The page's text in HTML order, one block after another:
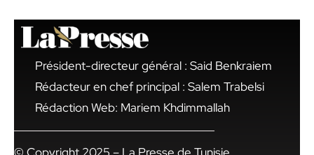
Président-directeur général : Said Benkraiem
Rédacteur en chef principal : Salem Trabelsi
Rédaction Web: Mariem Khdimmallah